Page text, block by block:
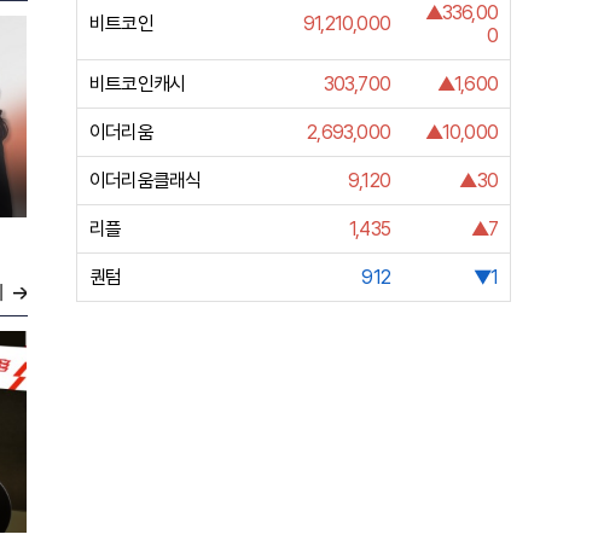
비트코인 91,210,000
▲336,00
0
비트코인캐시 303,700 ▲1,600
이더리움 2,693,000 ▲10,000
이더리움클래식 9,120 ▲30
리플 1,435 ▲7
퀀텀 912 ▼1